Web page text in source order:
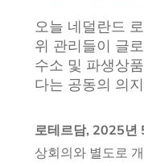
오늘 네덜란드
위 관리들이 글
수소 및 파생상
다는 공동의 의
로테르담, 2025년
상회의와 별도로